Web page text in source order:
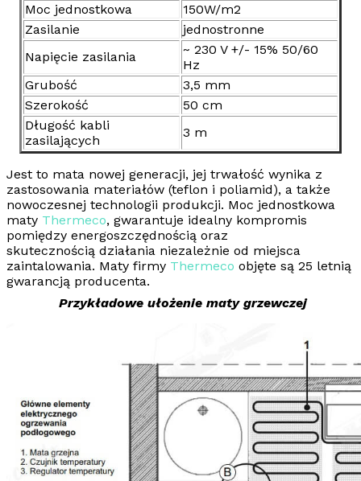
Moc jednostkowa
150W/m2
Zasilanie
jednostronne
Napięcie zasilania
~ 230 V +/- 15% 50/60
Hz
Grubość
3,5 mm
Szerokość
50 cm
Długość kabli
zasilających
3 m
Jest to mata nowej generacji, jej trwałość wynika z
zastosowania materiałów (teflon i poliamid), a także
nowoczesnej technologii produkcji. Moc jednostkowa
maty Thermeco, gwarantuje idealny kompromis
pomiędzy energoszczędnością oraz
skutecznością działania niezależnie od miejsca
zaintalowania. Maty firmy Thermeco objęte są 25 letnią
gwarancją producenta.
Przykładowe ułożenie maty grzewczej